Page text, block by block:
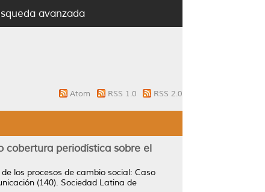
avanzada
Atom RSS 1.0 RSS 2.0
cobertura periodística sobre el
los procesos de cambio social: Caso
(140). Sociedad Latina de